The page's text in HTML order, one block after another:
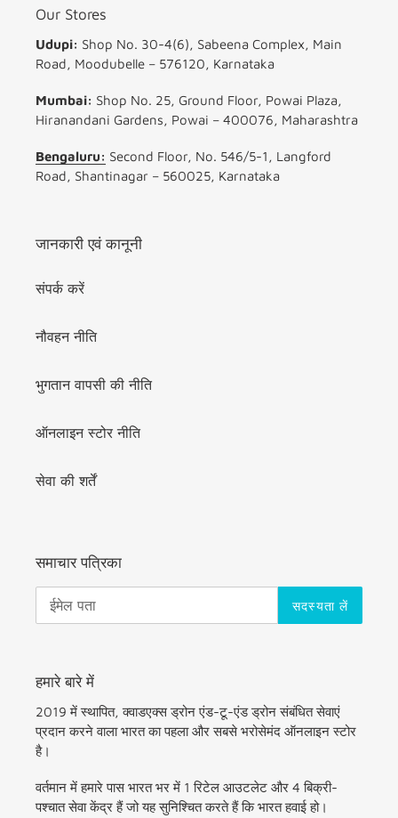
Our Stores
Udupi: Shop No. 30-4(6), Sabeena Complex, Main
Road, Moodubelle – 576120, Karnataka
Mumbai: Shop No. 25, Ground Floor, Powai Plaza,
Hiranandani Gardens, Powai – 400076, Maharashtra
Bengaluru: Second Floor, No. 546/5-1, Langford
Road, Shantinagar – 560025, Karnataka
जानकारी एवं कानूनी
संपर्क करें
नौवहन नीति
भुगतान वापसी की नीति
ऑनलाइन स्टोर नीति
सेवा की शर्तें
समाचार पत्रिका
सदस्यता लें
हमारे बारे में
2019 में स्थापित, क्वाडएक्स ड्रोन एंड-टू-एंड ड्रोन संबंधित सेवाएं
प्रदान करने वाला भारत का पहला और सबसे भरोसेमंद ऑनलाइन स्टोर
है।
वर्तमान में हमारे पास भारत भर में 1 रिटेल आउटलेट और 4 बिक्री-
पश्चात सेवा केंद्र हैं जो यह सुनिश्चित करते हैं कि भारत हवाई हो।